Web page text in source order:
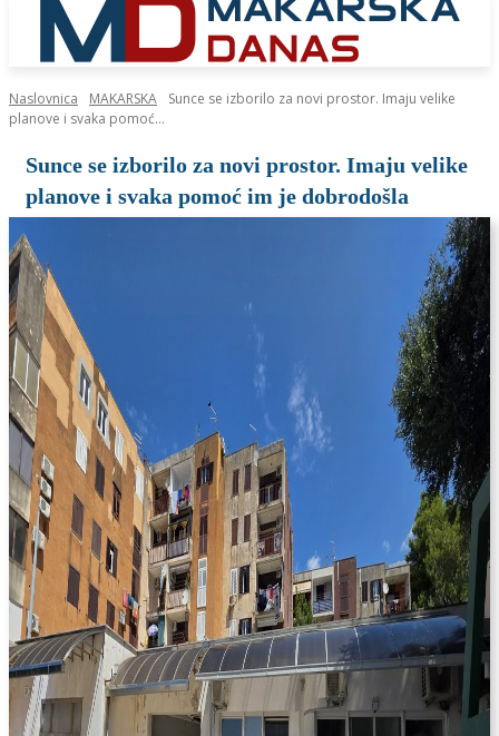
Naslovnica MAKARSKA
Sunce se izborilo za novi prostor. Imaju velike
planove i svaka pomoć...
Sunce se izborilo za novi prostor. Imaju velike
planove i svaka pomoć im je dobrodošla